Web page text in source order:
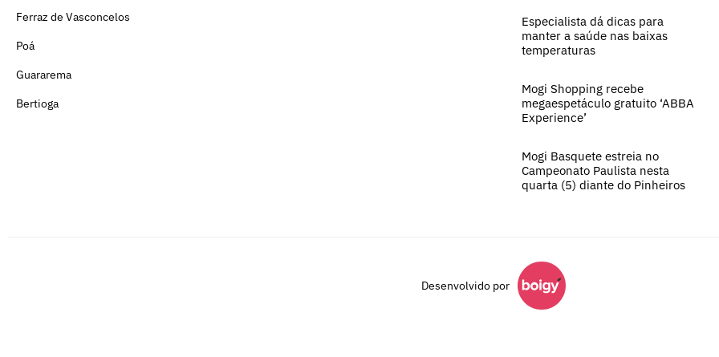
Ferraz de Vasconcelos
Poá
Guararema
Bertioga
Especialista dá dicas para
manter a saúde nas baixas
temperaturas
Mogi Shopping recebe
megaespetáculo gratuito ‘ABBA
Experience’
Mogi Basquete estreia no
Campeonato Paulista nesta
quarta (5) diante do Pinheiros
Desenvolvido por